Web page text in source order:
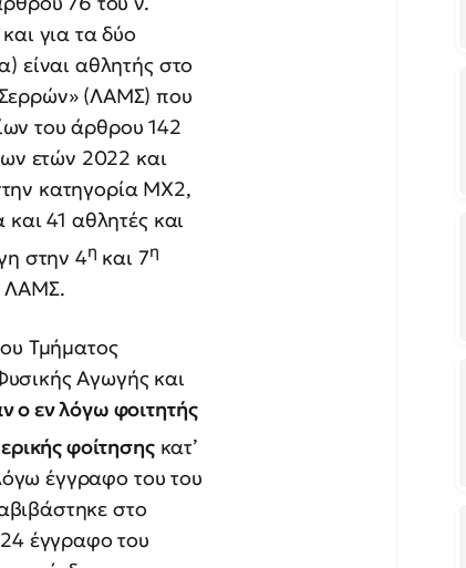
για τα δύο
είναι αθλητής στο
(ΛΑΜΣ) που
του άρθρου 142
ετών 2022 και
κατηγορία MX2,
41 αθλητές και
στην 4η και 7η
ΛΑΜΣ.
Τμήματος
Αγωγής και
ο εν λόγω φοιτητής
φοίτησηςκατ’
έγγραφο του του
στο
έγγραφο του